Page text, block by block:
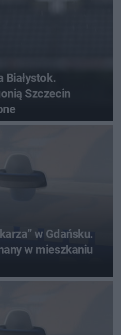
Białystok.
Szczecin
w Gdańsku.
w mieszkaniu